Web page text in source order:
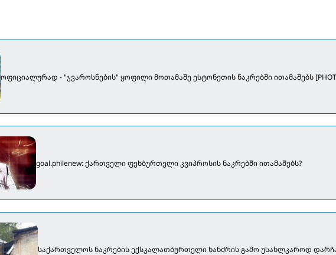
ოფიციალურად - "ჯვაროსნების" ყოფილი მოთამაშე ესტონეთის ნაკრებში ითამაშებს
goal.philenew: ქართველი ფეხბურთელი კვიპროსის ნაკრებში ითამაშებს?
საქართველოს ნაკრების ექსკალათბურთელი ხანძრის გამო უსახლკაროდ